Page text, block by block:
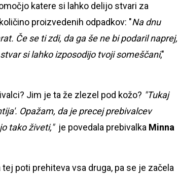
katere si lahko delijo stvari za
proizvedenih odpadkov: "Na dnu
Če se ti zdi, da ga še ne bi podaril naprej,
si lahko izposodijo tvoji someščani,"
Jim je ta že zlezel pod kožo? "Tukaj
Opažam, da je precej prebivalcev
tako živeti," je povedala prebivalka Minna
poti prehiteva vsa druga, pa se je začela